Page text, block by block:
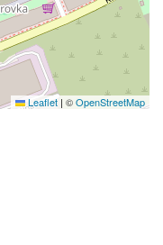
Leaflet | ©OpenStreetMap